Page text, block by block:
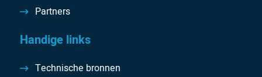
Partners
Handige links
Technische bronnen